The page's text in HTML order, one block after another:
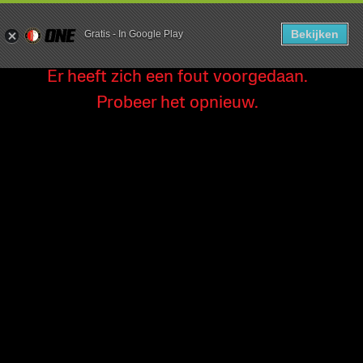
- Gratis-In Google Play Bekijken
Er heeft zich een fout voorgedaan.
Probeer het opnieuw.